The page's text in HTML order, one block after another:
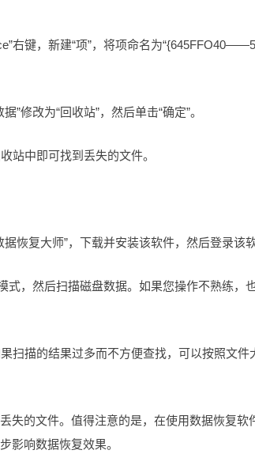
右键，新建“项”，将项命名为
”修改为“回收站”，然后单击“确定”。
站中即可找到丢失的文件。
恢复大师”，下载并安装该软件，然后登录该软
式，然后扫描磁盘数据。如果您操作不熟练，
扫描的结果过多而不方便查找，可以按照文
失的文件。值得注意的是，在使用数据恢复软
影响数据恢复效果。